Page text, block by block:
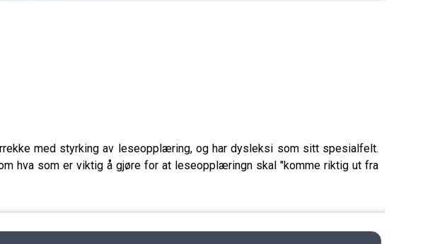
med styrking av leseopplæring, og har dysleksi som sitt spesialfelt.
hva som er viktig å gjøre for at leseopplæringn skal "komme riktig ut fra